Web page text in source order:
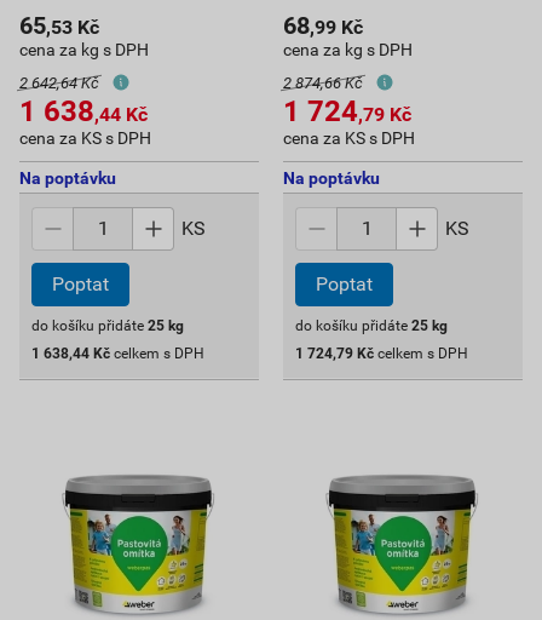
65,53 Kč
cena za kg s DPH
2 642,64 Kč
1 638,44 Kč
cena za KS s DPH
Na poptávku
KS
Poptat
do košíku přidáte 25 kg
1 638,44 Kč celkem s DPH
68,99 Kč
cena za kg s DPH
2 874,66 Kč
1 724,79 Kč
cena za KS s DPH
Na poptávku
KS
Poptat
do košíku přidáte 25 kg
1 724,79 Kč celkem s DPH